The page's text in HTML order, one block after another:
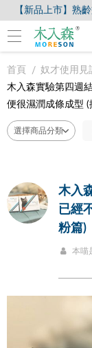
【新品上市】熟
首頁 奴才使用見
木入森實驗第四週
便很濕潤成條成型 (
木入
已經
粉篇)
本喵